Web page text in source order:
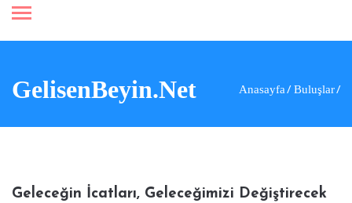
GelisenBeyin.Net Anasayfa Buluşlar
Geleceğin İcatları, Geleceğimizi Değiştirecek